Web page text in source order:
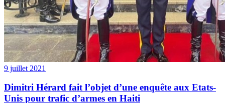
9 juillet 2021
Dimitri Hérard fait l’objet d’une enquête aux Etats-
Unis pour trafic d’armes en Haiti